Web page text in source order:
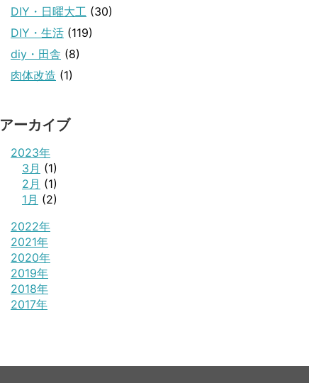
DIY・日曜大工 (30)
DIY・生活 (119)
diy・田舎 (8)
肉体改造 (1)
アーカイブ
2023年
3月 (1)
2月 (1)
1月 (2)
2022年
2021年
2020年
2019年
2018年
2017年